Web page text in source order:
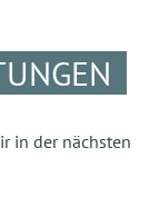
in der nächsten